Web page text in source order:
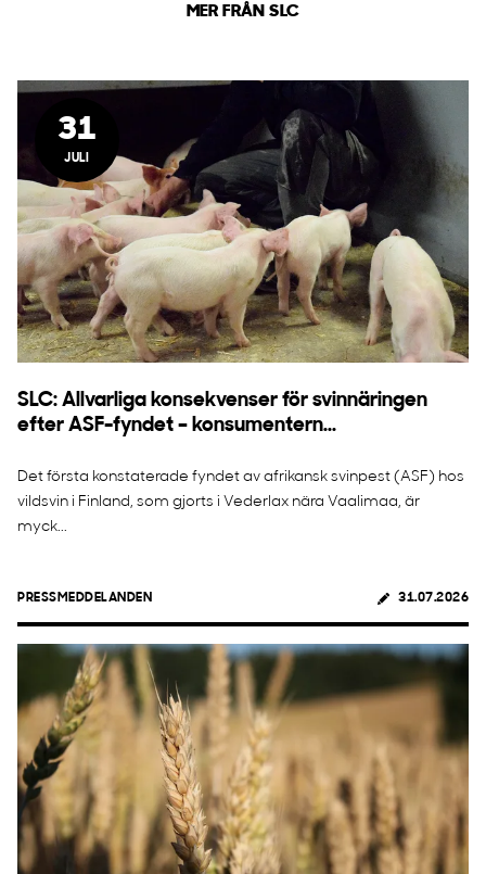
MER FRÅN SLC
31
JULI
SLC: Allvarliga konsekvenser för svinnäringen
efter ASF-fyndet – konsumentern...
Det första konstaterade fyndet av afrikansk svinpest (ASF) hos
vildsvin i Finland, som gjorts i Vederlax nära Vaalimaa, är
myck...
PRESSMEDDELANDEN 31.07.2026